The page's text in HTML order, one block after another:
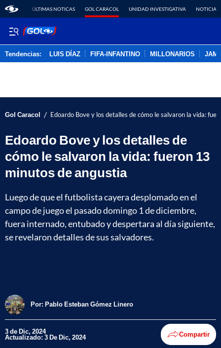
ÚLTIMAS NOTICAS GOL CARACOL UNIDAD INVESTIGATIVA NOTICIAS
Tendencias: LUIS DÍAZ FIFA-INFANTINO MILLONARIOS
Gol Caracol / Edoardo Bove y los detalles de cómo le salvaron la vida:
Edoardo Bove y los detalles de
cómo le salvaron la vida: fueron 13
minutos de angustia
Luego de que el futbolista cayera desplomado en el
campo de juego el pasado domingo 1 de diciembre,
fuera internado, entubado y despertara al día siguiente,
se revelaron detalles de sus salvadores.
Por: Pablo Esteban Gómez Linero
3 de Dic, 2024
Actualizado: 3 De Dic, 2024 Compartir